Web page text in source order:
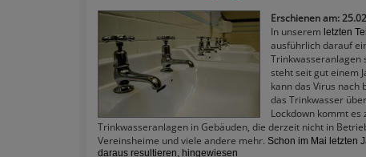
Erschienen am:
In unserem letzten
ausführlich darauf
Trinkwasseranlagen
steht seit gut einem
kann das Virus nach
das Trinkwasser
Lockdown kommt
Trinkwasseranlagen in Gebäuden, die derzeit nicht in
Vereinsheime und viele andere mehr. Schon im Mai letzten
daraus resultieren, hingewiesen